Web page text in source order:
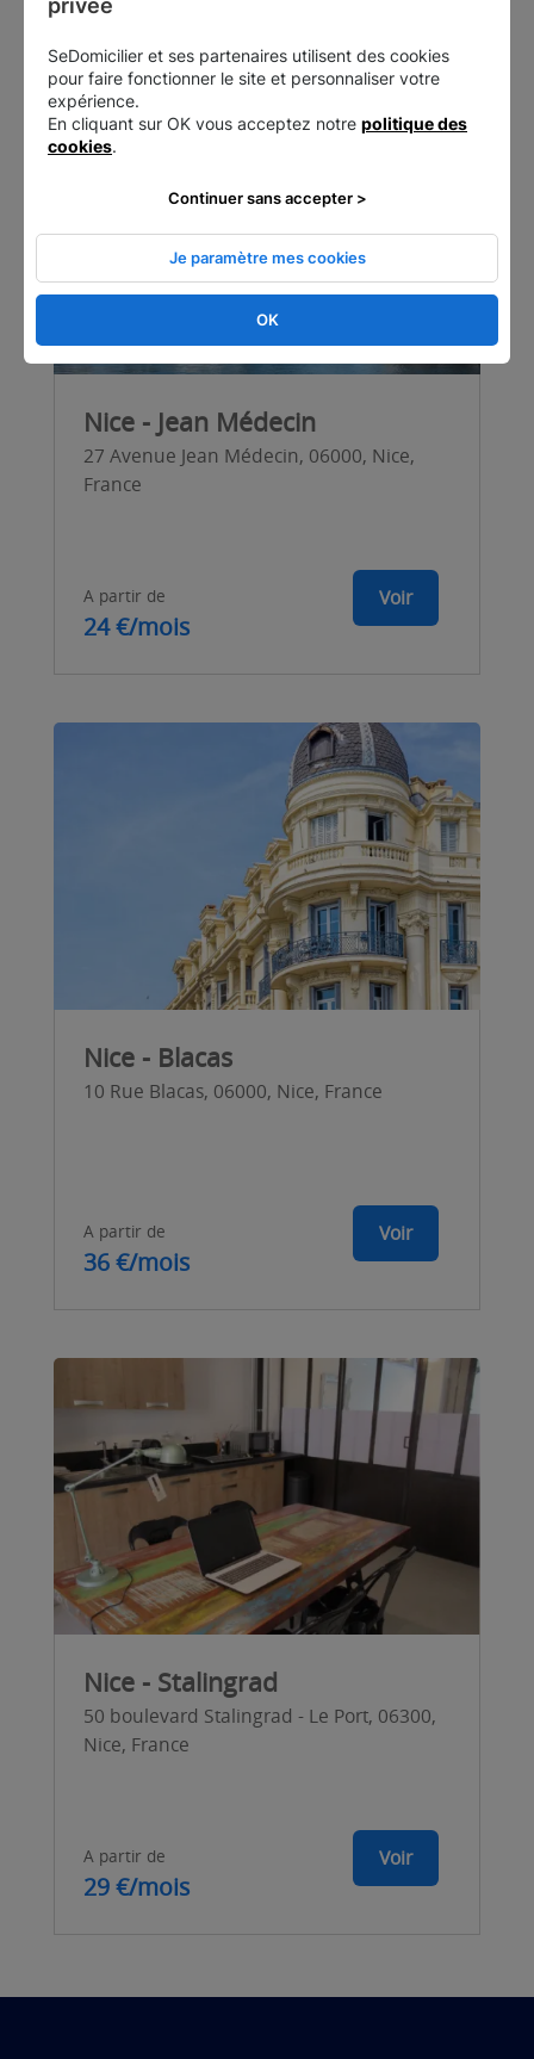
Nos centres les plus proches
Nice - Jean Médecin
27 Avenue Jean Médecin, 06000, Nice,
France
A partir de
24 €/mois
Voir
Nice - Blacas
10 Rue Blacas, 06000, Nice, France
A partir de
36 €/mois
Voir
Nice - Stalingrad
50 boulevard Stalingrad - Le Port, 06300,
Nice, France
A partir de
29 €/mois
Voir
privée
SeDomicilier et ses partenaires utilisent des cookies
pour faire fonctionner le site et personnaliser votre
expérience.
En cliquant sur OK vous acceptez notre politique des
cookies.
OK
Je paramètre mes cookies
Continuer sans accepter >